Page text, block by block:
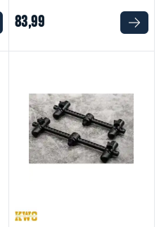
83,99